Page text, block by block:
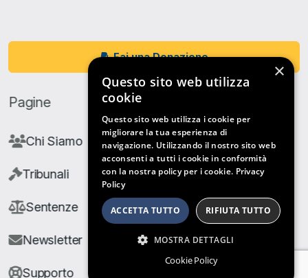
Fai una Donazione
Pagine
Chi Siamo
Tribunali
Sentenze
Newsletter
Supporto
×
Questo sito web utilizza
cookie
Questo sito web utilizza i cookie per
migliorare la tua esperienza di
navigazione. Utilizzando il nostro sito web
acconsenti a tutti i cookie in conformità
con la nostra policy per i cookie. Privacy
Policy
ACCETTA TUTTO RIFIUTA TUTTO
MOSTRA DETTAGLI
Cookie Policy